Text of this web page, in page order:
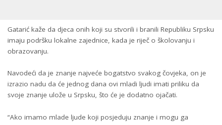
Gatarić kaže da djeca onih koji su stvorili i branili Republiku Srpsku
imaju podršku lokalne zajednice, kada je riječ o školovanju i
obrazovanju.
Navodeći da je znanje najveće bogatstvo svakog čovjeka, on je
izrazio nadu da će jednog dana ovi mladi ljudi imati priliku da
svoje znanje ulože u Srpsku, što će je dodatno ojačati.
“Ako imamo mlade ljude koji posjeduju znanje i mogu ga